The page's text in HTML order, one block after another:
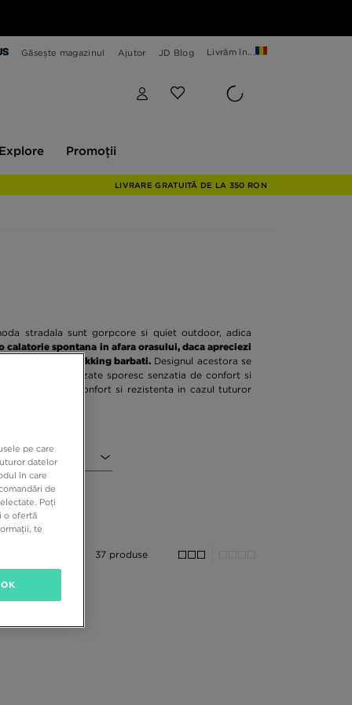
Găsește magazinul Ajutor JD Blog Livrăm în...
Explore Promoții
LIVRARE GRATUITĂ DE LA 350 RON
stradala sunt gorpcore si quiet outdoor, adica
calatorie spontana in afara orasului, daca apreciezi
ghete trekking barbati. Designul acestora se
utilizate sporesc senzatia de confort si
perfect, dar si confort si rezistenta in cazul tuturor
37 produse
pe care
datelor
în care
de
Poți
o ofertă
te
OK